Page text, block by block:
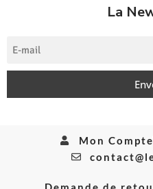
La
Mon Compte